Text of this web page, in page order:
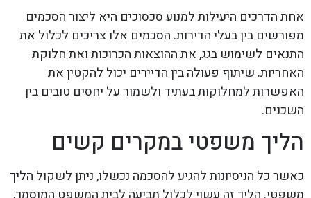
אחת הדרכים היעילות למנוע סכסוכים היא ליצור הסכמים
מפורשים בין בעלי הדירות. הסכמים אלו צריכים לכלול את
התנאים לשימוש בגג, את ההוצאות הכרוכות ואת חלוקת
האחריות. שיתוף פעולה בין הדיירים יכול להקטין את
האפשרות למחלוקות בעתיד ולשמור על יחסים טובים בין
השכנים.
הליך משפטי במקרים קשים
כאשר כל הניסיונות להגיע להסכמה נכשלו, ניתן לשקול הליך